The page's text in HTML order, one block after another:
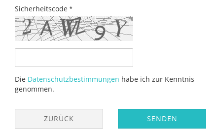
Sicherheitscode
Die Datenschutzbestimmungen habe ich zur Kenntnis
genommen.
ZURÜCK SENDEN